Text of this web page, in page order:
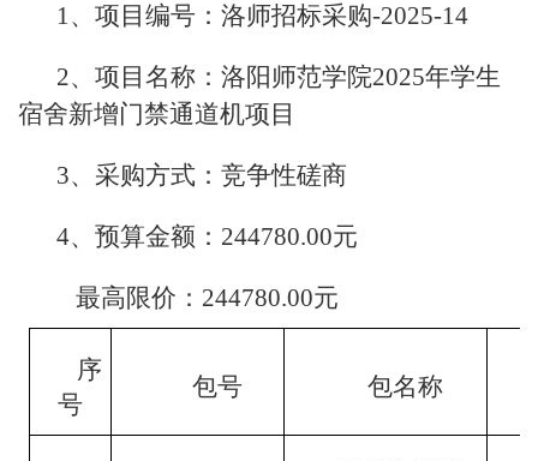
1、项目编号：洛师招标采购-2025-14
2、项目名称：洛阳师范学院2025年学生
宿舍新增门禁通道机项目
3、采购方式：竞争性磋商
4、预算金额：244780.00元
最高限价：244780.00元
序
号
包号 包名称